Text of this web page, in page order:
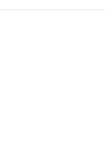
or Twin Room | 迷你吧、書桌、隔音、免費無線上網